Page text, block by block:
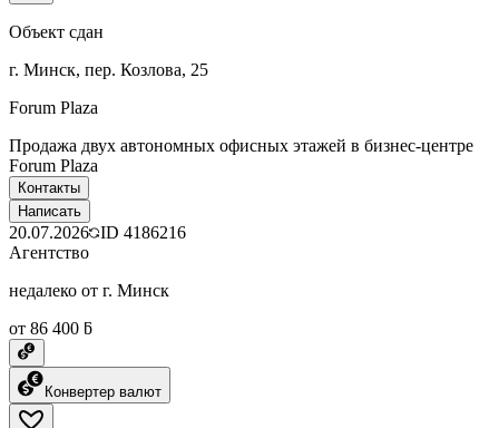
Объект сдан
г. Минск, пер. Козлова, 25
Forum Plaza
Продажа двух автономных офисных этажей в бизнес-центре
Forum Plaza
Контакты
Написать
20.07.2026 ID 4186216
Агентство
недалеко от г. Минск
от 86 400 ƃ
Конвертер валют